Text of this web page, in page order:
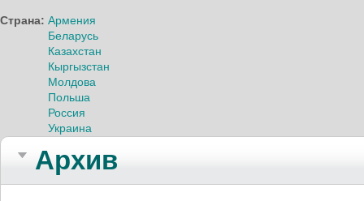
Страна: Армения
Беларусь
Казахстан
Кыргызстан
Молдова
Польша
Россия
Украина
Архив